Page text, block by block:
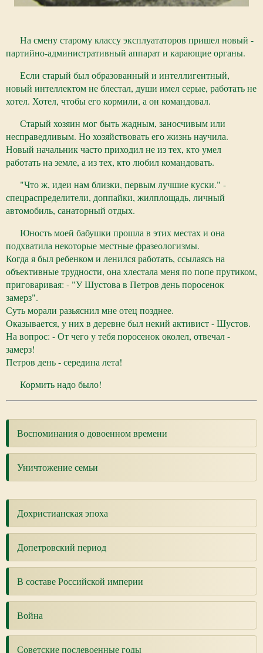
На смену старому классу эксплуататоров пришел новый -
партийно-административный аппарат и карающие органы.
Если старый был образованный и интеллигентный,
новый интеллектом не блестал, души имел серые, работать не
хотел. Хотел, чтобы его кормили, а он командовал.
Старый хозяин мог быть жадным, заносчивым или
несправедливым. Но хозяйствовать его жизнь научила.
Новый начальник часто приходил не из тех, кто умел
работать на земле, а из тех, кто любил командовать.
"Что ж, идеи нам близки, первым лучшие куски." -
спецраспределители, доппайки, жилплощадь, личный
автомобиль, санаторный отдых.
Юность моей бабушки прошла в этих местах и она
подхватила некоторые местные фразеологизмы.
Когда я был ребенком и ленился работать, ссылаясь на
объективные трудности, она хлестала меня по попе прутиком,
приговаривая: - "У Шустова в Петров день поросенок
замерз".
Суть морали разьяснил мне отец позднее.
Оказывается, у них в деревне был некий активист - Шустов.
На вопрос: - От чего у тебя поросенок околел, отвечал -
замерз!
Петров день - середина лета!
Кормить надо было!
Воспоминания о довоенном времени
Уничтожение семьи
Дохристианская эпоха
Допетровский период
В составе Российской империи
Война
Советские послевоенные годы